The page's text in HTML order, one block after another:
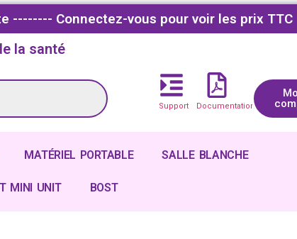
-------- Connectez-vous pour voir les prix TTC
la santé
Support Documentations
MATÉRIEL PORTABLE SALLE BLANCHE
MINI UNIT BOST